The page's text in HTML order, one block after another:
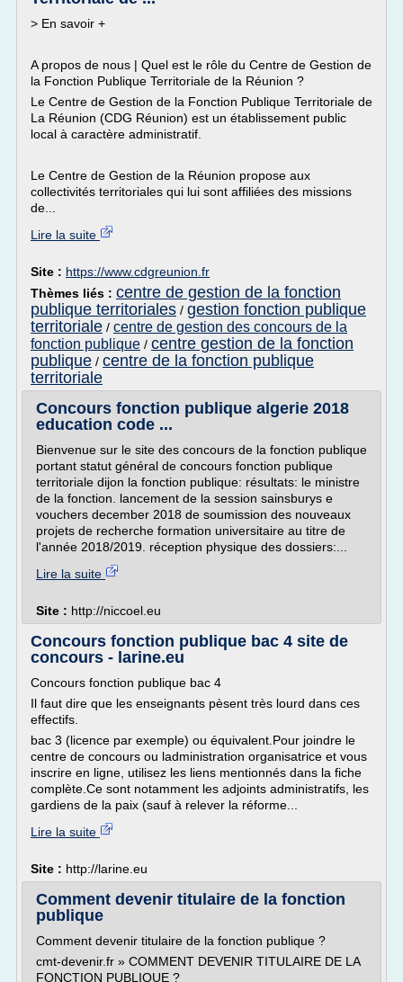
> En savoir +
A propos de nous | Quel est le rôle du Centre de Gestion de
la Fonction Publique Territoriale de la Réunion ?
Le Centre de Gestion de la Fonction Publique Territoriale de
La Réunion (CDG Réunion) est un établissement public
local à caractère administratif.
Le Centre de Gestion de la Réunion propose aux
collectivités territoriales qui lui sont affiliées des missions
de...
Lire la suite
Site : https://www.cdgreunion.fr
Thèmes liés : centre de gestion de la fonction
publique territoriales / gestion fonction publique
territoriale / centre de gestion des concours de la
fonction publique / centre gestion de la fonction
publique / centre de la fonction publique
territoriale
Concours fonction publique algerie 2018
education code ...
Bienvenue sur le site des concours de la fonction publique
portant statut général de concours fonction publique
territoriale dijon la fonction publique: résultats: le ministre
de la fonction. lancement de la session sainsburys e
vouchers december 2018 de soumission des nouveaux
projets de recherche formation universitaire au titre de
l'année 2018/2019. réception physique des dossiers:...
Lire la suite
Site : http://niccoel.eu
Concours fonction publique bac 4 site de
concours - larine.eu
Concours fonction publique bac 4
Il faut dire que les enseignants pèsent très lourd dans ces
effectifs.
bac 3 (licence par exemple) ou équivalent.Pour joindre le
centre de concours ou ladministration organisatrice et vous
inscrire en ligne, utilisez les liens mentionnés dans la fiche
complète.Ce sont notamment les adjoints administratifs, les
gardiens de la paix (sauf à relever la réforme...
Lire la suite
Site : http://larine.eu
Comment devenir titulaire de la fonction
publique
Comment devenir titulaire de la fonction publique ?
cmt-devenir.fr » COMMENT DEVENIR TITULAIRE DE LA
FONCTION PUBLIQUE ?